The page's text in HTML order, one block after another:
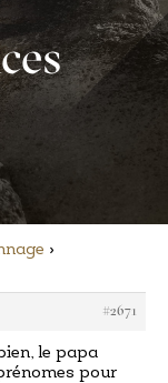
›
#2671
le papa
pour